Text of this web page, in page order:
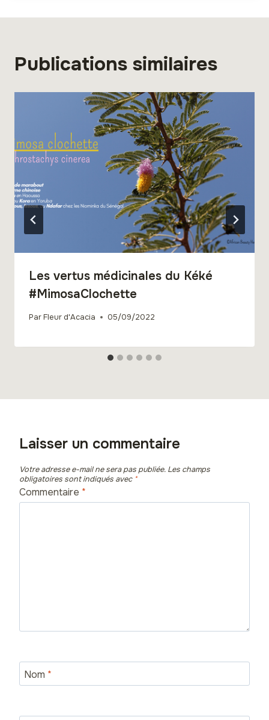
Publications similaires
Les vertus médicinales du Kéké
#MimosaClochette
ParFleur d'Acacia 05/09/2022
Laisser un commentaire
Votre adresse e-mail ne sera pas publiée. Les champs
obligatoires sont indiqués avec *
Commentaire *
Nom *